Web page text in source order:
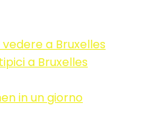
vedere a Bruxelles
a Bruxelles
in un giorno